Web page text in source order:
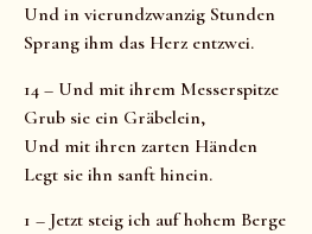
Und in vierundzwanzig Stunden
Sprang ihm das Herz entzwei.
14 – Und mit ihrem Messerspitze
Grub sie ein Gräbelein,
Und mit ihren zarten Händen
Legt sie ihn sanft hinein.
1 – Jetzt steig ich auf hohem Berge